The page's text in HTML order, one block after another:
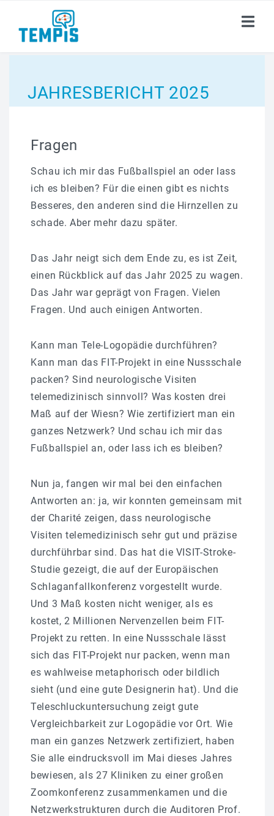
i
PUBLIKATIONEN
AKADEMIE
DOKUMENTE
KARRIERE
KONTAKT
JAHRESBERICHT 2025
Fragen
Schau ich mir das Fußballspiel an oder lass
ich es bleiben? Für die einen gibt es nichts
Besseres, den anderen sind die Hirnzellen zu
schade. Aber mehr dazu später.
Das Jahr neigt sich dem Ende zu, es ist Zeit,
einen Rückblick auf das Jahr 2025 zu wagen.
Das Jahr war geprägt von Fragen. Vielen
Fragen. Und auch einigen Antworten.
Kann man Tele-Logopädie durchführen?
Kann man das FIT-Projekt in eine Nussschale
packen? Sind neurologische Visiten
telemedizinisch sinnvoll? Was kosten drei
Maß auf der Wiesn? Wie zertifiziert man ein
ganzes Netzwerk? Und schau ich mir das
Fußballspiel an, oder lass ich es bleiben?
Nun ja, fangen wir mal bei den einfachen
Antworten an: ja, wir konnten gemeinsam mit
der Charité zeigen, dass neurologische
Visiten telemedizinisch sehr gut und präzise
durchführbar sind. Das hat die VISIT-Stroke-
Studie gezeigt, die auf der Europäischen
Schlaganfallkonferenz vorgestellt wurde.
Und 3 Maß kosten nicht weniger, als es
kostet, 2 Millionen Nervenzellen beim FIT-
Projekt zu retten. In eine Nussschale lässt
sich das FIT-Projekt nur packen, wenn man
es wahlweise metaphorisch oder bildlich
sieht (und eine gute Designerin hat). Und die
Teleschluckuntersuchung zeigt gute
Vergleichbarkeit zur Logopädie vor Ort. Wie
man ein ganzes Netzwerk zertifiziert, haben
Sie alle eindrucksvoll im Mai dieses Jahres
bewiesen, als 27 Kliniken zu einer großen
Zoomkonferenz zusammenkamen und die
Netzwerkstrukturen durch die Auditoren Prof.